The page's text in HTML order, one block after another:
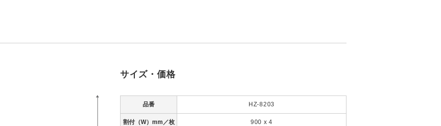
サイズ・価格
品番 HZ-8203
割付（W）mm／枚 900 x 4